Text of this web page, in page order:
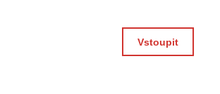
Vstoupit